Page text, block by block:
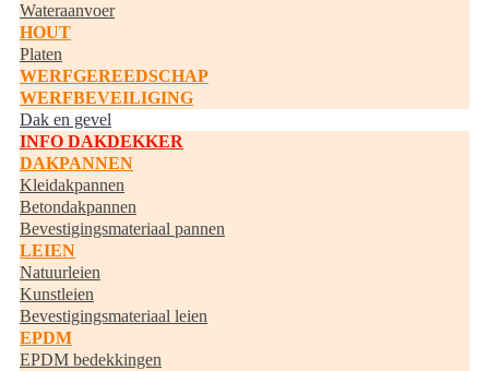
Wateraanvoer
HOUT
Platen
WERFGEREEDSCHAP
WERFBEVEILIGING
Dak en gevel
INFO DAKDEKKER
DAKPANNEN
Kleidakpannen
Betondakpannen
Bevestigingsmateriaal pannen
LEIEN
Natuurleien
Kunstleien
Bevestigingsmateriaal leien
EPDM
EPDM bedekkingen